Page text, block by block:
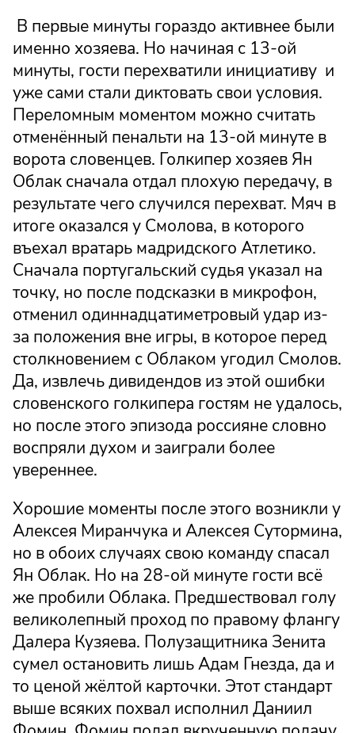
В первые минуты гораздо активнее были
именно хозяева. Но начиная с 13-ой
минуты, гости перехватили инициативу и
уже сами стали диктовать свои условия.
Переломным моментом можно считать
отменённый пенальти на 13-ой минуте в
ворота словенцев. Голкипер хозяев Ян
Облак сначала отдал плохую передачу, в
результате чего случился перехват. Мяч в
итоге оказался у Смолова, в которого
въехал вратарь мадридского Атлетико.
Сначала португальский судья указал на
точку, но после подсказки в микрофон,
отменил одиннадцатиметровый удар из-
за положения вне игры, в которое перед
столкновением с Облаком угодил Смолов.
Да, извлечь дивидендов из этой ошибки
словенского голкипера гостям не удалось,
но после этого эпизода россияне словно
воспряли духом и заиграли более
увереннее.
Хорошие моменты после этого возникли у
Алексея Миранчука и Алексея Сутормина,
но в обоих случаях свою команду спасал
Ян Облак. Но на 28-ой минуте гости всё
же пробили Облака. Предшествовал голу
великолепный проход по правому флангу
Далера Кузяева. Полузащитника Зенита
сумел остановить лишь Адам Гнезда, да и
то ценой жёлтой карточки. Этот стандарт
выше всяких похвал исполнил Даниил